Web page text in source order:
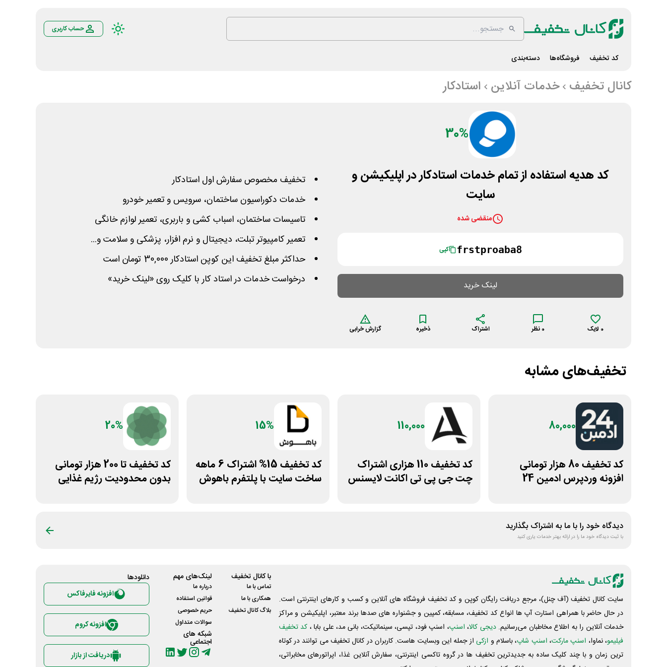
حساب کاربری
کد تخفیف فروشگاه‌ها دسته‌بندی
کانال تخفیف خدمات آنلاین استادکار
30%
کد هدیه استفاده از تمام خدمات استادکار در اپلیکیشن و
سایت
منقضی شده
frstproaba8 کپی
لینک خرید
0 لایک 0 نظر اشتراک ذخیره گزارش خرابی
تخفیف مخصوص سفارش اول استادکار
خدمات دکوراسیون ساختمان، سرویس و تعمیر خودرو
تاسیسات ساختمان، اسباب کشی و باربری، تعمیر لوازم خانگی
تعمیر کامپیوتر تبلت، دیجیتال و نرم افزار، پزشکی و سلامت و...
حداکثر مبلغ تخفیف این کوپن استادکار 30,000 تومان است
درخواست خدمات در استاد کار با کلیک روی «لینک خرید»
تخفیف‌های مشابه
80,000
کد تخفیف 80 هزار تومانی
افزونه وردپرس ادمین 24
110,000
کد تخفیف 110 هزاری اشتراک
چت جی پی تی اکانت لایسنس
15%
کد تخفیف 15% اشتراک 6 ماهه
ساخت سایت با پلتفرم باهوش
20%
کد تخفیف تا 200 هزار تومانی
بدون محدودیت رژیم غذایی
دیدگاه خود را با ما به اشتراک بگذارید
با ثبت دیدگاه خود ما را در ارائه بهتر خدمات یاری کنید
سایت کانال تخفیف (آف چنل)، مرجع دریافت رایگان کوپن و کد تخفیف فروشگاه های آنلاین و کسب و‌ کارهای اینترنتی است.
در حال حاضر با همراهی استارت آپ ها انواع کد تخفیف، مسابقه، کمپین و جشنواره های صدها برند معتبر، اپلیکیشن و مراکز
خدمات آنلاین را به اطلاع مخاطبان می‌رسانیم. دیجی کالا، اسنپ، اسنپ فود، تپسی، سینماتیکت، بانی مد، علی‌ بابا ، کد تخفیف
فیلیمو، نماوا، اسنپ مارکت، اسنپ شاپ، باسلام و ازکی از جمله این وبسایت ‌هاست. کاربران در کانال تخفیف می توانند در کوتاه
ترین زمان و با چند کلیک ساده به جدیدترین تخفیف ها در گروه تاکسی اینترنتی، سفارش آنلاین غذا، اپراتورهای مخابراتی،
با کانال تخفیف
تماس با ما
همکاری با ما
بلاگ کانال تخفیف
لینک‌های مهم
درباره ما
قوانین استفاده
حریم خصوصی
سوالات متداول
شبکه های
اجتماعی
دانلود‌ها
افزونه فایرفاکس
افزونه کروم
دریافت از بازار